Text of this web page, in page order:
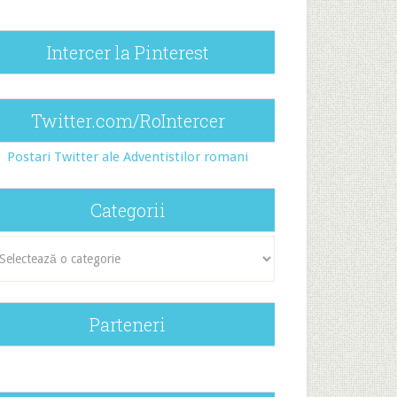
Intercer la Pinterest
Twitter.com/RoIntercer
Postari Twitter ale Adventistilor romani
Categorii
Parteneri